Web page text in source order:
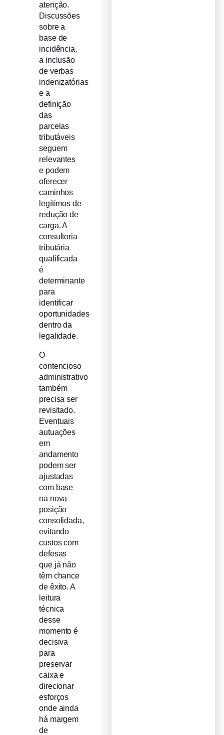
atenção.
Discussões
sobre a
base de
incidência,
a inclusão
de verbas
indenizatórias
e a
definição
das
parcelas
tributáveis
seguem
relevantes
e podem
oferecer
caminhos
legítimos de
redução de
carga. A
consultoria
tributária
qualificada
é
determinante
para
identificar
oportunidades
dentro da
legalidade.
O
contencioso
administrativo
também
precisa ser
revisitado.
Eventuais
autuações
em
andamento
podem ser
ajustadas
com base
na nova
posição
consolidada,
evitando
custos com
defesas
que já não
têm chance
de êxito. A
leitura
técnica
desse
momento é
decisiva
para
preservar
caixa e
direcionar
esforços
onde ainda
há margem
de